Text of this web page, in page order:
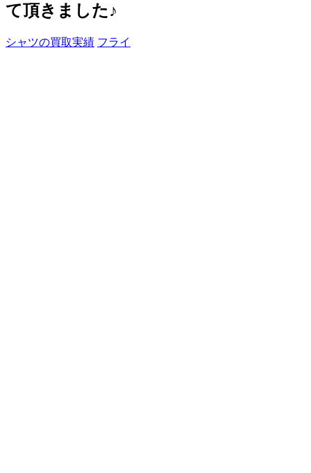
て頂きました♪
シャツの買取実績 フライ